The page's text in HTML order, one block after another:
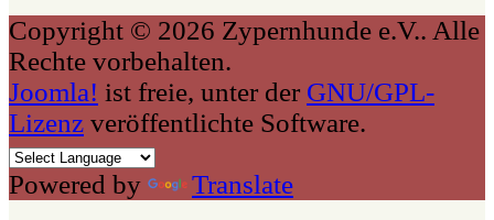
Copyright © 2026 Zypernhunde e.V.. Alle
Rechte vorbehalten.
Joomla! ist freie, unter der GNU/GPL-
Lizenz veröffentlichte Software.
Powered by Translate